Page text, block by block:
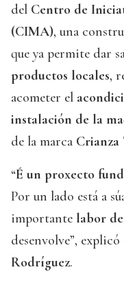
del Centro de
(CIMA), una
que ya permite dar
productos locales,
acometer el
instalación de la
de la marca Crianza
“É un proxecto
Por un lado está a
importante labor
desenvolve”, explicó
Rodríguez.